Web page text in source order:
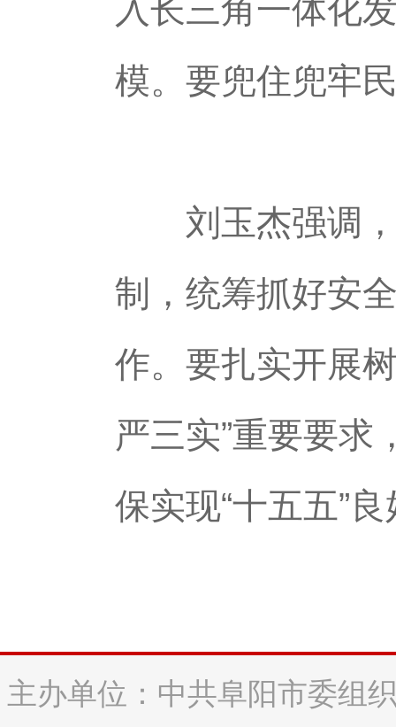
入长三角一体化
模。要兜住兜牢
刘玉杰强调，
制，统筹抓好安
作。要扎实开展
严三实”重要要求
保实现“十五五”
主办单位：中共阜阳市委组